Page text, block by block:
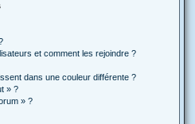
et comment les rejoindre ?
dans une couleur différente ?
» ?
» ?